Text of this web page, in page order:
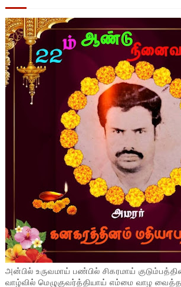
அன்பில் உருவமாய் பண்பில் சிகரமாய்
வாழ்வில் மெழுகுவர்த்தியாய் எம்மை வாழ